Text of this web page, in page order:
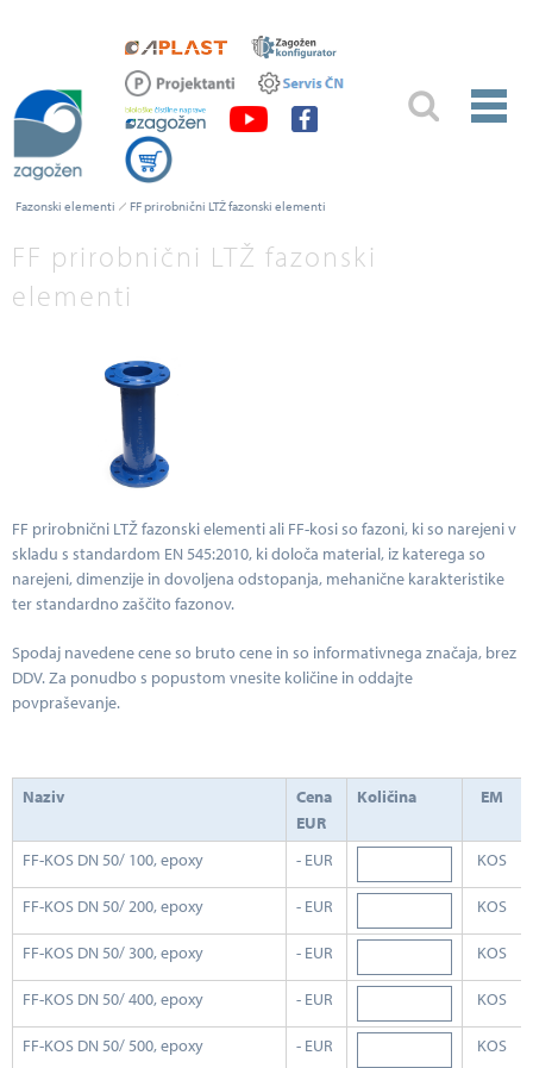
Fazonski elementi FF prirobnični LTŽ fazonski elementi
FF prirobnični LTŽ fazonski
elementi
FF prirobnični LTŽ fazonski elementi ali FF-kosi so fazoni, ki so narejeni v
skladu s standardom EN 545:2010, ki določa material, iz katerega so
narejeni, dimenzije in dovoljena odstopanja, mehanične karakteristike
ter standardno zaščito fazonov.
Spodaj navedene cene so bruto cene in so informativnega značaja, brez
DDV. Za ponudbo s popustom vnesite količine in oddajte
povpraševanje.
Naziv
Cena
EUR
Količina EM
FF-KOS DN 50/ 100, epoxy - EUR KOS
FF-KOS DN 50/ 200, epoxy - EUR KOS
FF-KOS DN 50/ 300, epoxy - EUR KOS
FF-KOS DN 50/ 400, epoxy - EUR KOS
FF-KOS DN 50/ 500, epoxy - EUR KOS